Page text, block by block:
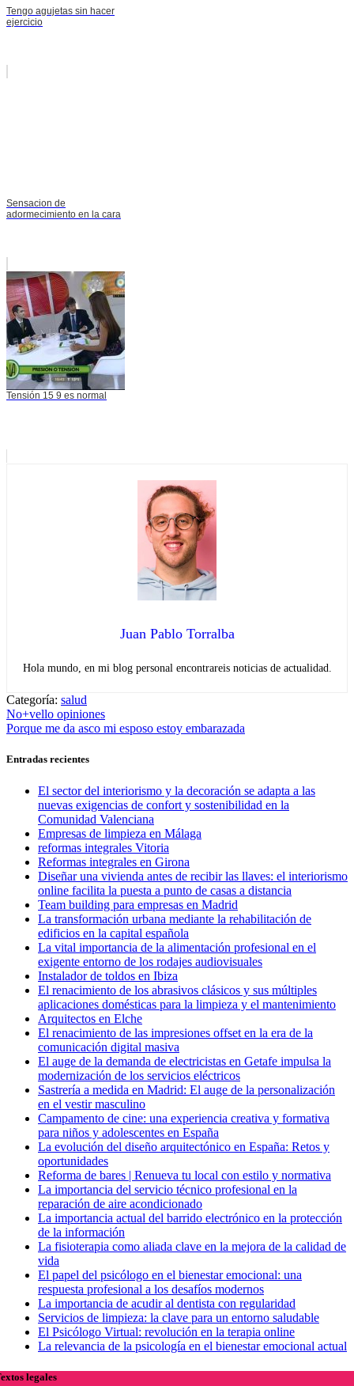
Tengo agujetas sin hacer
ejercicio
Sensacion de
adormecimiento en la cara
Tensión 15 9 es normal
Juan Pablo Torralba
Hola mundo, en mi blog personal encontrareis noticias de actualidad.
Categoría: salud
Navegación
de
entradas
Entrada
anterior:
No+vello opiniones
Entrada
Porque me da asco mi esposo estoy embarazada
Entradas recientes
El sector del interiorismo y la decoración se adapta a las
nuevas exigencias de confort y sostenibilidad en la
Comunidad Valenciana
Empresas de limpieza en Málaga
reformas integrales Vitoria
Reformas integrales en Girona
Diseñar una vivienda antes de recibir las llaves: el interiorismo
online facilita la puesta a punto de casas a distancia
Team building para empresas en Madrid
La transformación urbana mediante la rehabilitación de
edificios en la capital española
La vital importancia de la alimentación profesional en el
exigente entorno de los rodajes audiovisuales
Instalador de toldos en Ibiza
El renacimiento de los abrasivos clásicos y sus múltiples
aplicaciones domésticas para la limpieza y el mantenimiento
Arquitectos en Elche
El renacimiento de las impresiones offset en la era de la
comunicación digital masiva
El auge de la demanda de electricistas en Getafe impulsa la
modernización de los servicios eléctricos
Sastrería a medida en Madrid: El auge de la personalización
en el vestir masculino
Campamento de cine: una experiencia creativa y formativa
para niños y adolescentes en España
La evolución del diseño arquitectónico en España: Retos y
oportunidades
Reforma de bares | Renueva tu local con estilo y normativa
La importancia del servicio técnico profesional en la
reparación de aire acondicionado
La importancia actual del barrido electrónico en la protección
de la información
La fisioterapia como aliada clave en la mejora de la calidad de
vida
El papel del psicólogo en el bienestar emocional: una
respuesta profesional a los desafíos modernos
La importancia de acudir al dentista con regularidad
Servicios de limpieza: la clave para un entorno saludable
El Psicólogo Virtual: revolución en la terapia online
La relevancia de la psicología en el bienestar emocional actual
legales